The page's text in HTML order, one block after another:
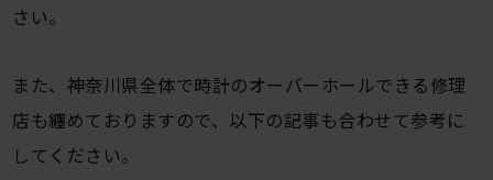
さい。
また、神奈川県全体で時計のオーバーホールできる修理
店も纏めておりますので、以下の記事も合わせて参考に
してください。